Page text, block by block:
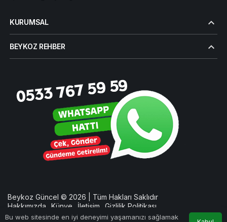
Bu web sitesinde en iyi deneyimi yaşamanızı sağlamak
KURUMSAL
BEYKOZ REHBER
Beykoz Güncel © 2026 | Tüm Hakları Saklıdır
Hakkımızda
Künye İletişim Gizlilik Politikası